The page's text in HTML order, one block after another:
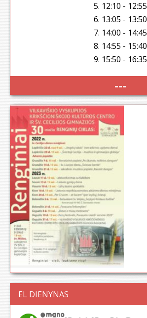
5. 12:10 - 12:55
6. 13:05 - 13:50
7. 14:00 - 14:45
8. 14:55 - 15:40
9. 15:50 - 16:35
---
EL DIENYNAS